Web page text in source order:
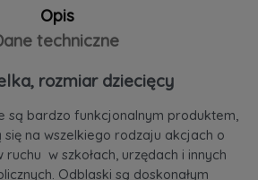
Opis
techniczne
rozmiar dziecięcy
są bardzo funkcjonalnym produktem,
się na wszelkiego rodzaju akcjach o
w szkołach, urzędach i innych
Odblaski są doskonałym